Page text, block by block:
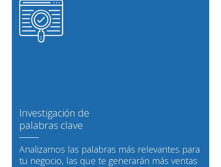
Investigación de
palabras clave
Analizamos las palabras más relevantes para
tu negocio, las que te generarán más ventas